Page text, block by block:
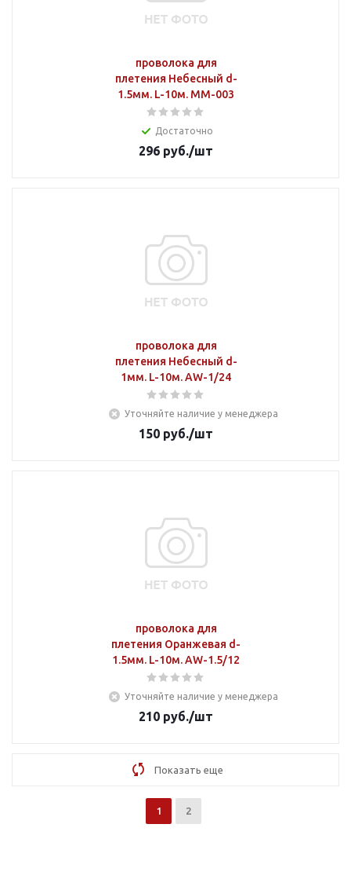
проволока для
плетения Небесный d-
1.5мм. L-10м. MM-003
Достаточно
296 руб./шт
проволока для
плетения Небесный d-
1мм. L-10м. AW-1/24
Уточняйте наличие у менеджера
150 руб./шт
проволока для
плетения Оранжевая d-
1.5мм. L-10м. AW-1.5/12
Уточняйте наличие у менеджера
210 руб./шт
Показать еще
1 2